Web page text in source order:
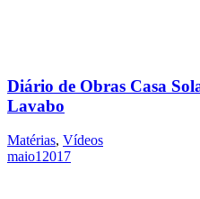
Diário de Obras Casa
Lavabo
Matérias, Vídeos
maio1 2017